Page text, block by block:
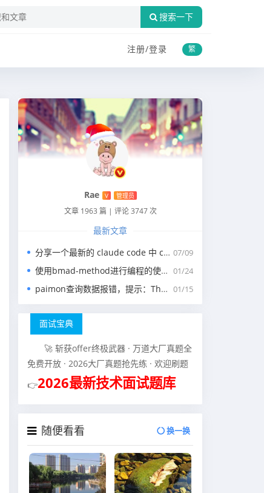
搜索一下
注册/登录 繁
Rae V 管理员
文章 1963 篇 | 评论 3747 次
最新文章
07/09
分享一个最新的 claude code 中 claude.md 写代码的规约文件
01/24
使用bmad-method进行编程的使用指南
01/15
paimon查询数据报错，提示：The specified scan snapshotId 15845 is out of available snapshotId range [17875, 178
面试宝典
🚀 斩获offer终极武器 · 万道大厂真题全
免费开放 · 2026大厂真题抢先练 · 欢迎刷题
👉2026最新技术面试题库
随便看看 换一换